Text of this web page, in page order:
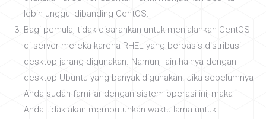
lebih unggul dibanding CentOS.
Bagi pemula, tidak disarankan untuk menjalankan CentOS
di server mereka karena RHEL yang berbasis distribusi
desktop jarang digunakan. Namun, lain halnya dengan
desktop Ubuntu yang banyak digunakan. Jika sebelumnya
Anda sudah familiar dengan sistem operasi ini, maka
Anda tidak akan membutuhkan waktu lama untuk